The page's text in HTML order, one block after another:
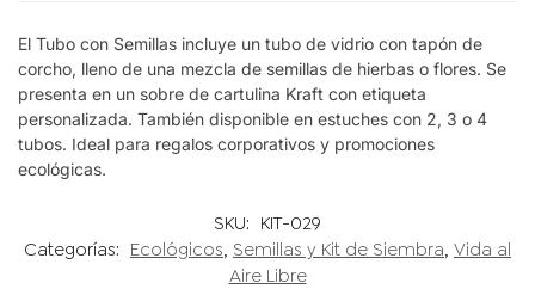
El Tubo con Semillas incluye un tubo de vidrio con tapón de
corcho, lleno de una mezcla de semillas de hierbas o flores. Se
presenta en un sobre de cartulina Kraft con etiqueta
personalizada. También disponible en estuches con 2, 3 o 4
tubos. Ideal para regalos corporativos y promociones
ecológicas.
SKU: KIT-029
Categorías: Ecológicos, Semillas y Kit de Siembra, Vida al
Aire Libre